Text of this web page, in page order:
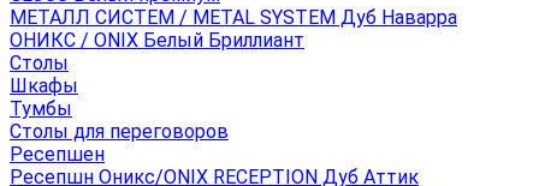
МЕТАЛЛ СИСТЕМ / METAL SYSTEM Дуб Наварра
ОНИКС / ONIX Белый Бриллиант
Столы
Шкафы
Тумбы
Столы для переговоров
Ресепшен
Ресепшн Оникс/ONIX RECEPTION Дуб Аттик